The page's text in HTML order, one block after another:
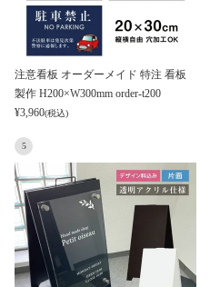
注意看板 オーダーメイド 特注 看板
製作 H200×W300mm order-t200
¥3,960(税込)
5